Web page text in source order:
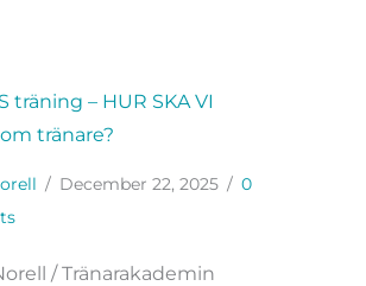
träning – HUR SKA VI
tränare?
/ December 22, 2025 / 0
/ Tränarakademin